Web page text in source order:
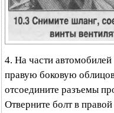
4. На части
правую боковую
отсоедините разъемы
Отверните болт в